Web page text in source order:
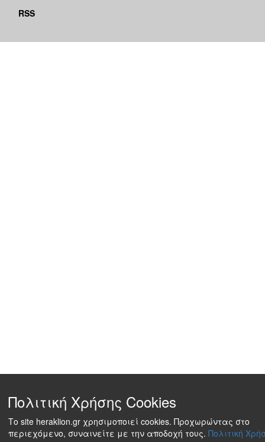
RSS
Πολιτική Χρήσης Cookies
Το site heraklion.gr χρησιμοποιεί cookies. Προχωρώντας στο
περιεχόμενο, συναινείτε με την αποδοχή τους. Πολιτική